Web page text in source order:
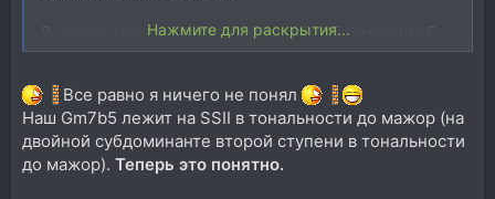
В нашем случае, "первоначальная" субдоминанта F,
соответственно, наш Gm7b5 является SSII. А если бы
Нажмите для раскрытия...
Все равно я ничего не понял
Наш Gm7b5 лежит на SSII в тональности до мажор (на
двойной субдоминанте второй ступени в тональности
до мажор). Теперь это понятно.